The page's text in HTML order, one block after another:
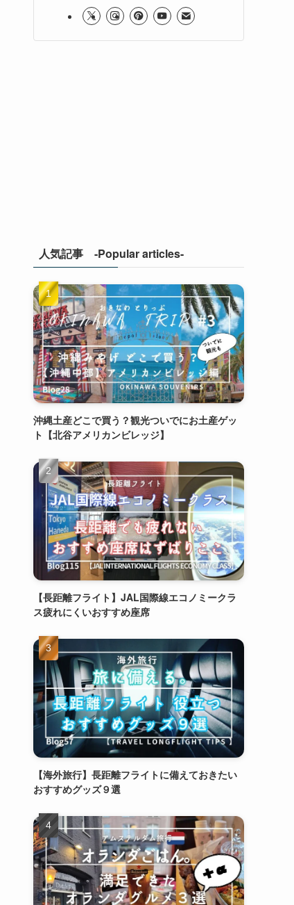
人気記事 -Popular articles-
沖縄土産どこで買う？観光ついでにお土産ゲッ
ト【北谷アメリカンビレッジ】
【長距離フライト】JAL国際線エコノミークラ
ス疲れにくいおすすめ座席
【海外旅行】長距離フライトに備えておきたい
おすすめグッズ９選